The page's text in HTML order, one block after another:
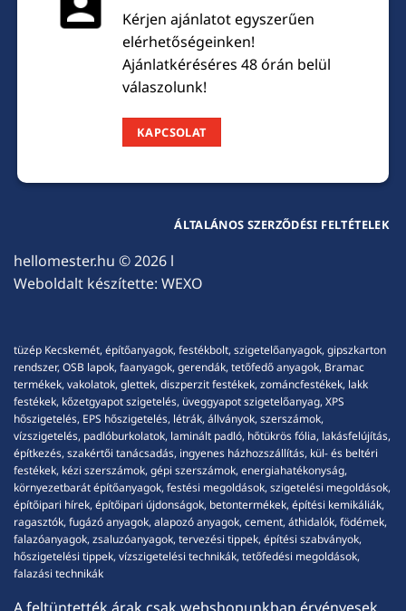
Kérjen ajánlatot egyszerűen
elérhetőségeinken!
Ajánlatkéréséres 48 órán belül
válaszolunk!
KAPCSOLAT
hellomester.hu © 2026 l
Weboldalt készítette: WEXO
ÁLTALÁNOS SZERZŐDÉSI FELTÉTELEK
tüzép Kecskemét, építőanyagok, festékbolt, szigetelőanyagok, gipszkarton
rendszer, OSB lapok, faanyagok, gerendák, tetőfedő anyagok, Bramac
termékek, vakolatok, glettek, diszperzit festékek, zománcfestékek, lakk
festékek, kőzetgyapot szigetelés, üveggyapot szigetelőanyag, XPS
hőszigetelés, EPS hőszigetelés, létrák, állványok, szerszámok,
vízszigetelés, padlóburkolatok, laminált padló, hőtükrös fólia, lakásfelújítás,
építkezés, szakértői tanácsadás, ingyenes házhozszállítás, kül- és beltéri
festékek, kézi szerszámok, gépi szerszámok, energiahatékonyság,
környezetbarát építőanyagok, festési megoldások, szigetelési megoldások,
építőipari hírek, építőipari újdonságok, betontermékek, építési kemikáliák,
ragasztók, fugázó anyagok, alapozó anyagok, cement, áthidalók, födémek,
falazóanyagok, zsaluzóanyagok, tervezési tippek, építési szabványok,
hőszigetelési tippek, vízszigetelési technikák, tetőfedési megoldások,
falazási technikák